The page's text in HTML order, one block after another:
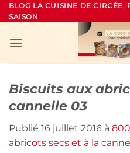
Passer
au
BLOG LA CUISINE DE CIRCÉE,
SAISON
Biscuits aux
cannelle 03
Publié 16 juillet 2016 à
abricots secs et à la